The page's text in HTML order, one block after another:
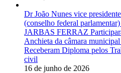
Dr João Nunes vice
(conselho federal
JARBAS FERRAZ
Anchieta da câmara
Receberam Diploma pelos
civil
16 de junho de 2026